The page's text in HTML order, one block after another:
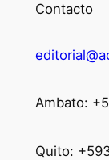
Contacto
Ambato:
Quito: